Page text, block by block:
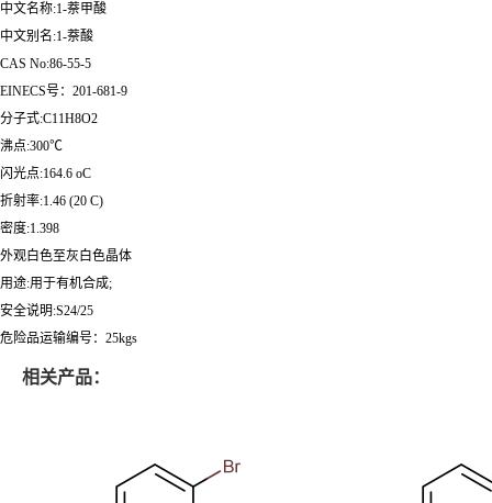
中文名称:1-萘甲酸
中文别名:1-萘酸
CAS No:86-55-5
EINECS号：201-681-9
分子式:C11H8O2
沸点:300℃
闪光点:164.6 oC
折射率:1.46 (20 C)
密度:1.398
外观白色至灰白色晶体
用途:用于有机合成;
安全说明:S24/25
危险品运输编号：25kgs
相关产品：